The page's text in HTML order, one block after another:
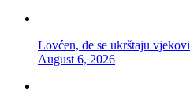
Lovćen, đe se ukrštaju vjekovi
August 6, 2026